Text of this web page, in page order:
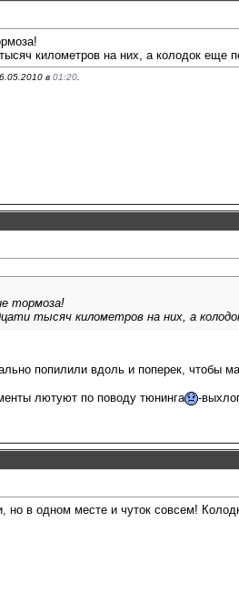
километров на них, а колодок еще
в 01:20.
тормоза!
тысяч километров на них, а
попилили вдоль и поперек, чтобы
лютуют по поводу тюнинга
-
но в одном месте и чуток совсем!